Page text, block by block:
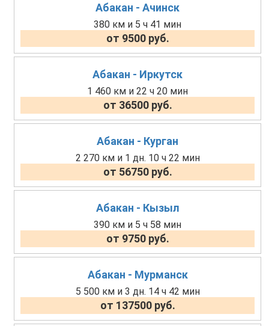
Абакан - Ачинск
380 км и 5 ч 41 мин
от 9500 руб.
Абакан - Иркутск
1 460 км и 22 ч 20 мин
от 36500 руб.
Абакан - Курган
2 270 км и 1 дн. 10 ч 22 мин
от 56750 руб.
Абакан - Кызыл
390 км и 5 ч 58 мин
от 9750 руб.
Абакан - Мурманск
5 500 км и 3 дн. 14 ч 42 мин
от 137500 руб.